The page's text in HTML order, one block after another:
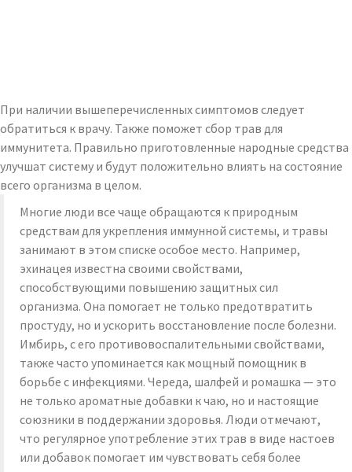
При наличии вышеперечисленных симптомов следует
обратиться к врачу. Также поможет сбор трав для
иммунитета. Правильно приготовленные народные средства
улучшат систему и будут положительно влиять на состояние
всего организма в целом.
Многие люди все чаще обращаются к природным
средствам для укрепления иммунной системы, и травы
занимают в этом списке особое место. Например,
эхинацея известна своими свойствами,
способствующими повышению защитных сил
организма. Она помогает не только предотвратить
простуду, но и ускорить восстановление после болезни.
Имбирь, с его противовоспалительными свойствами,
также часто упоминается как мощный помощник в
борьбе с инфекциями. Череда, шалфей и ромашка — это
не только ароматные добавки к чаю, но и настоящие
союзники в поддержании здоровья. Люди отмечают,
что регулярное употребление этих трав в виде настоев
или добавок помогает им чувствовать себя более